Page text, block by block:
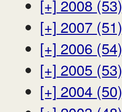
[+] 2008 (53)
[+] 2007 (51)
[+] 2006 (54)
[+] 2005 (53)
[+] 2004 (50)